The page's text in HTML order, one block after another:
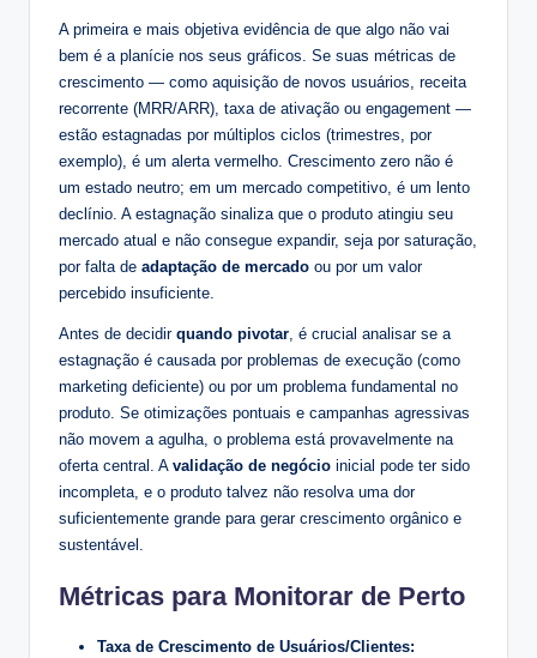
A primeira e mais objetiva evidência de que algo não vai
bem é a planície nos seus gráficos. Se suas métricas de
crescimento — como aquisição de novos usuários, receita
recorrente (MRR/ARR), taxa de ativação ou engagement —
estão estagnadas por múltiplos ciclos (trimestres, por
exemplo), é um alerta vermelho. Crescimento zero não é
um estado neutro; em um mercado competitivo, é um lento
declínio. A estagnação sinaliza que o produto atingiu seu
mercado atual e não consegue expandir, seja por saturação,
por falta de adaptação de mercado ou por um valor
percebido insuficiente.
Antes de decidir quando pivotar, é crucial analisar se a
estagnação é causada por problemas de execução (como
marketing deficiente) ou por um problema fundamental no
produto. Se otimizações pontuais e campanhas agressivas
não movem a agulha, o problema está provavelmente na
oferta central. A validação de negócio inicial pode ter sido
incompleta, e o produto talvez não resolva uma dor
suficientemente grande para gerar crescimento orgânico e
sustentável.
Métricas para Monitorar de Perto
Taxa de Crescimento de Usuários/Clientes: